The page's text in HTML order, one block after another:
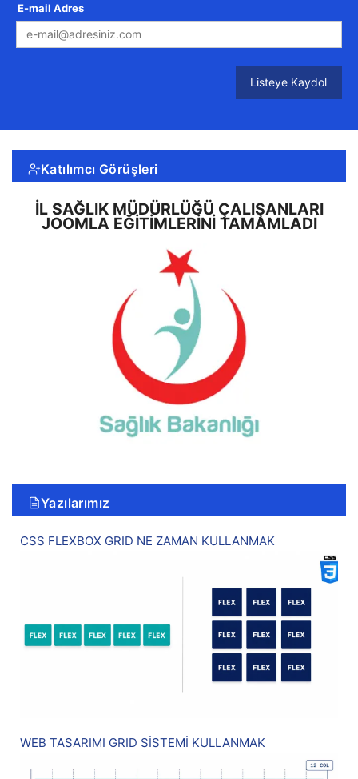
E-mail Adres
Listeye Kaydol
Katılımcı Görüşleri
İL SAĞLIK MÜDÜRLÜĞÜ ÇALIŞANLARI
JOOMLA EĞITIMLERINI TAMAMLADI
Yazılarımız
CSS FLEXBOX GRID NE ZAMAN KULLANMAK
WEB TASARIMI GRID SİSTEMİ KULLANMAK